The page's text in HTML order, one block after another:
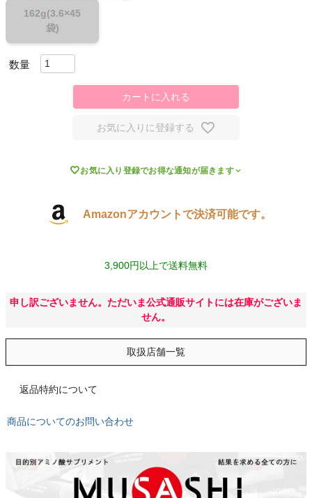
スポーツシューズ
キャンプ・フェス
もっと見る
インフィット INFIT
サックス SAXX
162g(3.6×45
袋)
カートに入れる
お気に入りに登録する
お気に入り登録でお得な通知が届きます
Amazonアカウントで決済可能です。
3,900円以上で送料無料
申し訳ございません。ただいま公式通販サイトには在庫がございま
せん。
取扱店舗一覧
返品特約について
商品についてのお問い合わせ